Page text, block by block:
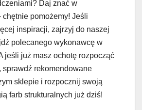
Daj znać w
chętnie pomożemy! Jeśli
inspiracji, zajrzyj do naszej
polecanego wykonawcę w
jeśli już masz ochotę rozpocząć
sprawdź rekomendowane
sklepie i rozpocznij swoją
farb strukturalnych już dziś!